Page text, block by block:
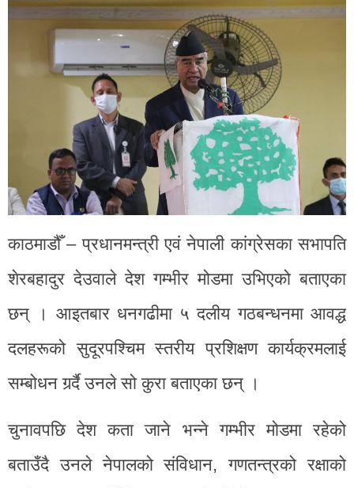
काठमाडौँ – प्रधानमन्त्री एवं नेपाली कांग्रेसका सभापति
शेरबहादुर देउवाले देश गम्भीर मोडमा उभिएको बताएका
छन् । आइतबार धनगढीमा ५ दलीय गठबन्धनमा आवद्ध
दलहरूको सुदूरपश्चिम स्तरीय प्रशिक्षण कार्यक्रमलाई
सम्बोधन गर्र्दै उनले सो कुरा बताएका छन् ।
चुनावपछि देश कता जाने भन्ने गम्भीर मोडमा रहेको
बताउँदै उनले नेपालको संविधान, गणतन्त्रको रक्षाको